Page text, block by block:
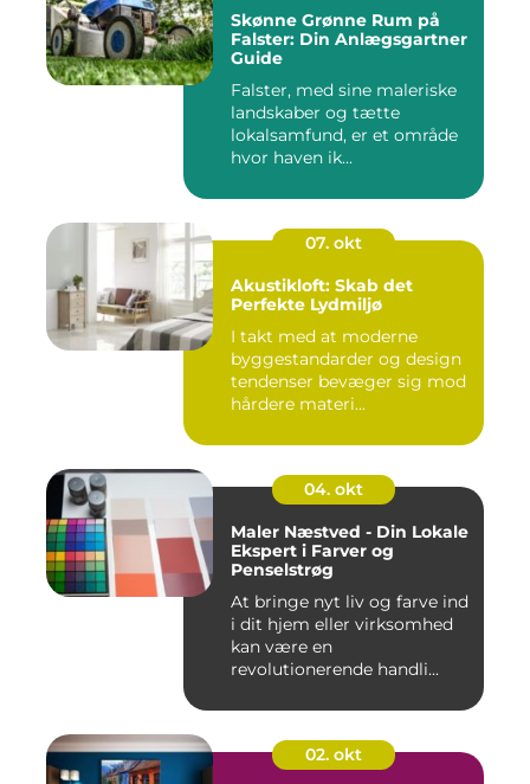
Skønne Grønne Rum på
Falster: Din Anlægsgartner
Guide
Falster, med sine maleriske
landskaber og tætte
lokalsamfund, er et område
hvor haven ik...
07. okt
Akustikloft: Skab det
Perfekte Lydmiljø
I takt med at moderne
byggestandarder og design
tendenser bevæger sig mod
hårdere materi...
04. okt
Maler Næstved - Din Lokale
Ekspert i Farver og
Penselstrøg
At bringe nyt liv og farve ind
i dit hjem eller virksomhed
kan være en
revolutionerende handli...
02. okt